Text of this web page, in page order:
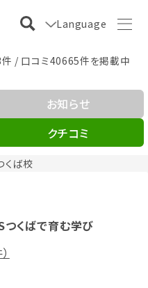
Language
/ 口コミ40665件を掲載中
くば校
お知らせ
クチコミ
つくばで育む学び